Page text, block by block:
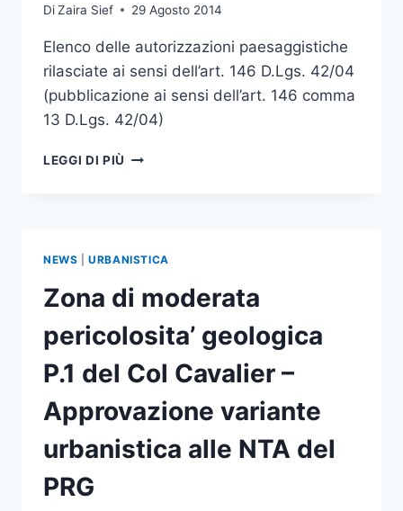
DiZaira Sief 29 Agosto 2014
Elenco delle autorizzazioni paesaggistiche
rilasciate ai sensi dell’art. 146 D.Lgs. 42/04
(pubblicazione ai sensi dell’art. 146 comma
13 D.Lgs. 42/04)
LEGGI DI PIÙ LUGLIO
ART.
146
D.LGS.
42/04
NEWS |URBANISTICA
Zona di moderata
pericolosita’ geologica
P.1 del Col Cavalier –
Approvazione variante
urbanistica alle NTA del
PRG